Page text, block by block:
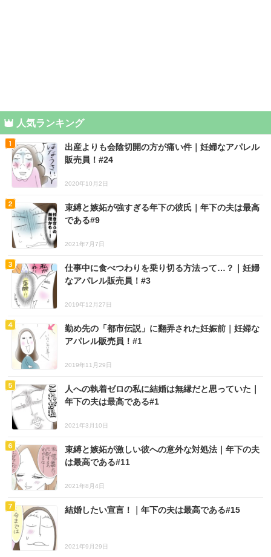
人気ランキング
出産よりも会陰切開の方が痛い件｜妊婦なアパレル
販売員！#24
2020年10月2日
束縛と嫉妬が強すぎる年下の彼氏｜年下の夫は最高
である#9
2021年7月7日
仕事中に食べつわりを乗り切る方法って…？｜妊婦
なアパレル販売員！#3
2019年12月27日
勤め先の「都市伝説」に翻弄された妊娠前｜妊婦な
アパレル販売員！#1
2019年11月29日
人への執着ゼロの私に結婚は無縁だと思っていた｜
年下の夫は最高である#1
2021年3月10日
束縛と嫉妬が激しい彼への意外な対処法｜年下の夫
は最高である#11
2021年8月4日
結婚したい宣言！｜年下の夫は最高である#15
2021年9月29日